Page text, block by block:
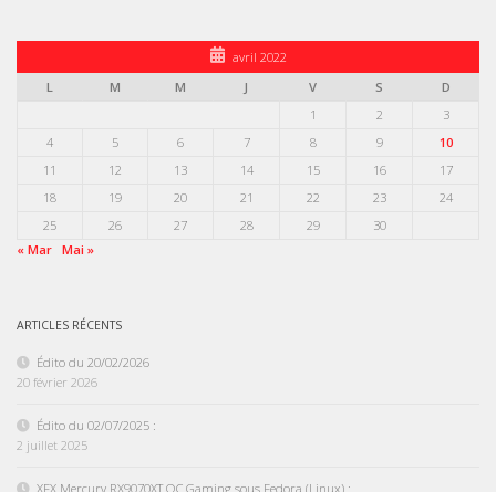
avril 2022
L
M M J V S
D
1
2
3
4
5 6 7 8 9
10
11
12 13 14 15 16
17
18
19 20 21 22 23
24
25
26 27 28 29
30
« Mar Mai »
ARTICLES RÉCENTS
Édito du 20/02/2026
20 février 2026
Édito du 02/07/2025 :
2 juillet 2025
XFX Mercury RX9070XT OC Gaming sous Fedora (Linux) :